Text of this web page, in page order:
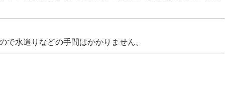
水遣りなどの手間はかかりません。